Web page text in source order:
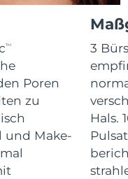
TM
Poren
zu
und Make-
3
Hals.
14/08/2026
Erwartete Lieferung
10/08/2026
Erwartete Lieferung
11/08/2026
Erwartete Lieferung
10/08/2026